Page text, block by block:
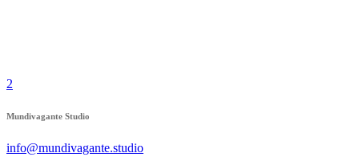
Mundivagante Studio
info@mundivagante.studio